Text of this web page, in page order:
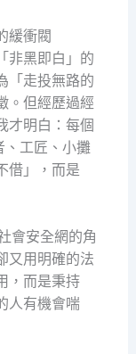
緩衝閥
非黑即白」的
「走投無路的
。但經歷過經
才明白：每個
工匠、小攤
借」，而是
會安全網的角
又用明確的法
，而是秉持
人有機會喘